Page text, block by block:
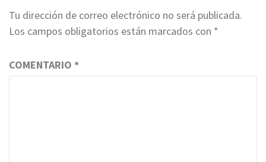
Tu dirección de correo electrónico no será publicada.
Los campos obligatorios están marcados con *
COMENTARIO *